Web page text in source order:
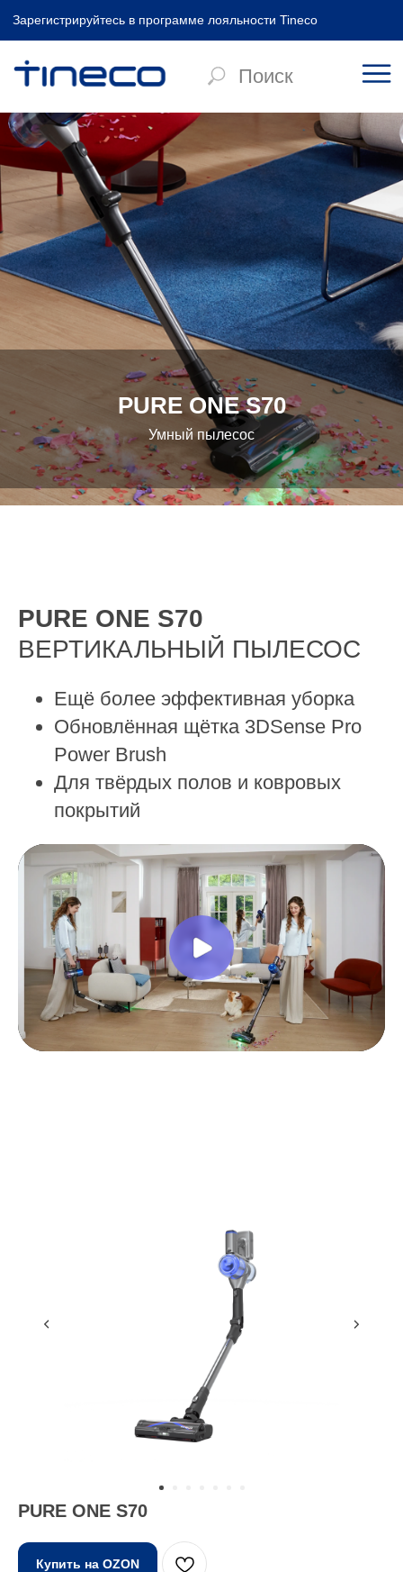
Зарегистрируйтесь в программе лояльности Tineco
Главная / Аккумуляторные пылесосы / PURE ONE S70
PURE ONE S70
Умный пылесос
PURE ONE S70
ВЕРТИКАЛЬНЫЙ ПЫЛЕСОС
Ещё более эффективная уборка
Обновлённая щётка 3DSense Pro
Power Brush
Для твёрдых полов и ковровых
покрытий
PURE ONE S70
Купить на OZON